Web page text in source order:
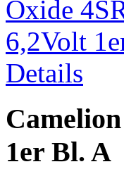
Details
1er Bl. A